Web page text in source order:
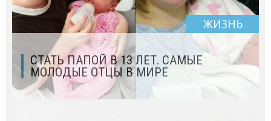
ЖИЗНЬ
СТАТЬ ПАПОЙ В 13 ЛЕТ. САМЫЕ
МОЛОДЫЕ ОТЦЫ В МИРЕ